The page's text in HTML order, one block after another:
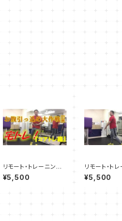
リモート・トレーニング
《一緒にお腹引っ込めプ
ログラム！！》所要時間2
¥5,500
リモート・ト
T《クイックコ
時間20～30分
¥5,500